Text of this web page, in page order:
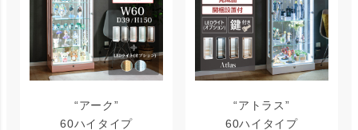
“アーク”
60ハイタイプ
“アトラス”
60ハイタイプ